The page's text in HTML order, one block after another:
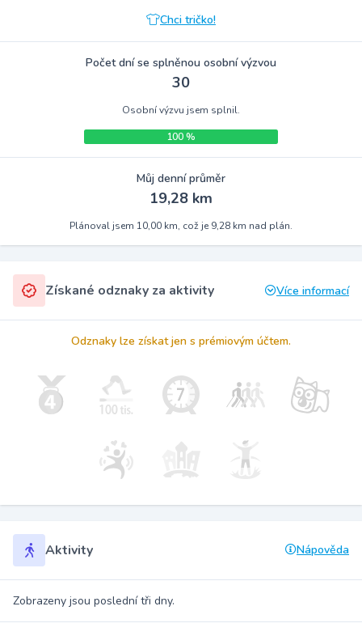
Chci tričko!
Počet dní se splněnou osobní výzvou
30
Osobní výzvu jsem splnil.
100 %
Můj denní průměr
19,28 km
Plánoval jsem 10,00 km, což je 9,28 km nad plán.
Získané odznaky za aktivity Více informací
Odznaky lze získat jen s prémiovým účtem.
Aktivity Nápověda
Zobrazeny jsou poslední tři dny.